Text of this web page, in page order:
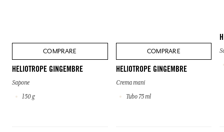
COMPRARE
HELIOTROPE GINGEMBRE
Sapone
150 g
COMPRARE
HELIOTROPE GINGEMBRE
Crema mani
Tubo 75 ml